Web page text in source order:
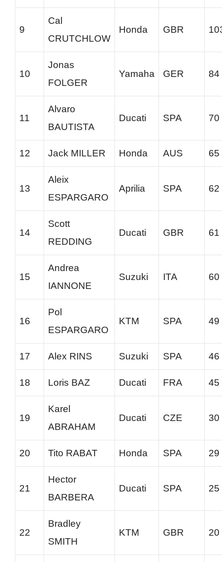
9
Cal
CRUTCHLOW
Honda GBR
10
Jonas
FOLGER
Yamaha GER 84
11
Alvaro
BAUTISTA
Ducati SPA 70
12 Jack MILLER Honda AUS 65
13
Aleix
ESPARGARO
Aprilia SPA 62
14
Scott
REDDING
Ducati GBR 61
15
Andrea
IANNONE
Suzuki ITA 60
16
Pol
ESPARGARO
KTM SPA 49
17 Alex RINS Suzuki SPA 46
18 Loris BAZ Ducati FRA 45
19
Karel
ABRAHAM
Ducati CZE 30
20 Tito RABAT Honda SPA 29
21
Hector
BARBERA
Ducati SPA 25
22
Bradley
SMITH
KTM GBR 20